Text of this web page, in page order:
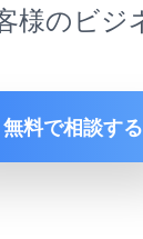
様のビジ
無料で相談する